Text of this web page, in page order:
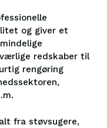
og giver et
redskaber til
rengøring
fra støvsugere,